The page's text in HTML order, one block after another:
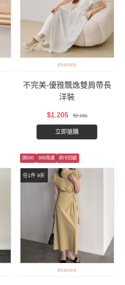
evaviva
不完美-優雅飄逸雙肩帶長
洋裝
$1,205 $2,190
立即搶購
任1件 9折
領500 999免運 刷卡回饋
evaviva